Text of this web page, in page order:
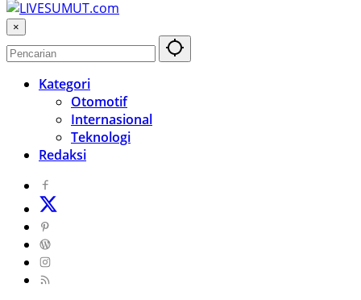
×
Kategori
Otomotif
Internasional
Teknologi
Redaksi